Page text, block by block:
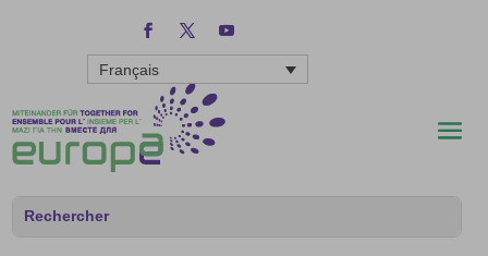
Français